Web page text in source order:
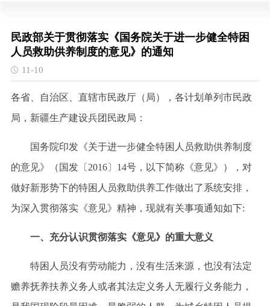
民政部关于贯彻落实《国务院关于进一步健全特困
人员救助供养制度的意见》的通知
11-10
各省、自治区、直辖市民政厅（局），各计划单列市民政
局，新疆生产建设兵团民政局：
国务院印发《关于进一步健全特困人员救助供养制度
的意见》（国发〔 2016〕14号，以下简称《意见》），对
做好新形势下的特困人员救助供养工作做出了系统安排，
为深入贯彻落实《意见》精神，现就有关事项通知如下:
一、充分认识贯彻落实《意见》的重大意义
特困人员没有劳动能力，没有生活来源，也没有法定
赡养抚养扶养义务人或者其法定义务人无履行义务能力，